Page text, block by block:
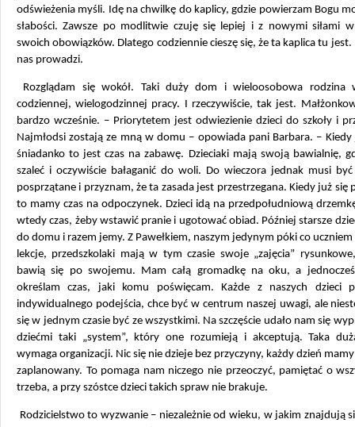
odświeżenia myśli. Idę na chwilkę do kaplicy, gdzie powierzam Bogu
słabości. Zawsze po modlitwie czuję się lepiej i z nowymi siłami
swoich obowiązków. Dlatego codziennie cieszę się, że ta kaplica tu jest.
nas prowadzi.
Rozglądam się wokół. Taki duży dom i wieloosobowa rodzina
codziennej, wielogodzinnej pracy. I rzeczywiście, tak jest.
bardzo wcześnie. – Priorytetem jest odwiezienie dzieci do szkoły i
Najmłodsi zostają ze mną w domu – opowiada pani Barbara. –
śniadanko to jest czas na zabawę. Dzieciaki mają swoją bawialnię,
szaleć i oczywiście bałaganić do woli. Do wieczora jednak musi
posprzątane i przyznam, że ta zasada jest przestrzegana. Kiedy już się
to mamy czas na odpoczynek. Dzieci idą na przedpołudniową
wtedy czas, żeby wstawić pranie i ugotować obiad. Później starsze
do domu i razem jemy. Z Pawełkiem, naszym jedynym póki co
lekcje, przedszkolaki mają w tym czasie swoje „zajęcia”
bawią się po swojemu. Mam całą gromadkę na oku, a
określam czas, jaki komu poświęcam. Każde z naszych dzieci
indywidualnego podejścia, chce być w centrum naszej uwagi, ale
się w jednym czasie być ze wszystkimi. Na szczęście udało nam się
dziećmi taki „system”, który one rozumieją i akceptują. Taka
wymaga organizacji. Nic się nie dzieje bez przyczyny, każdy dzień
zaplanowany. To pomaga nam niczego nie przeoczyć, pamiętać o
trzeba, a przy szóstce dzieci takich spraw nie brakuje.
Rodzicielstwo to wyzwanie – niezależnie od wieku, w jakim znajdują